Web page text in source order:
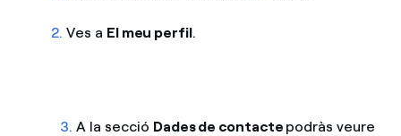
2. Ves a El meu perfil.
3. A la secció Dades de contacte podràs veure